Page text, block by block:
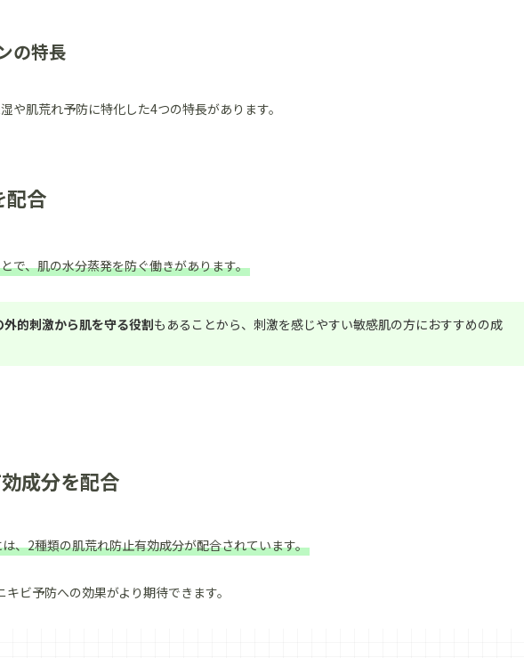
の特長
や肌荒れ予防に特化した4つの特長があります。
配合
で、肌の水分蒸発を防ぐ働きがあります。
的刺激から肌を守る役割もあることから、刺激を感じやすい敏感肌の方におすすめの成
成分を配合
、2種類の肌荒れ防止有効成分が配合されています。
ビ予防への効果がより期待できます。